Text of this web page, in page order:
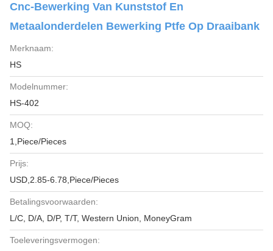
Cnc-Bewerking Van Kunststof En
Metaalonderdelen Bewerking Ptfe Op Draaibank
Merknaam:
HS
Modelnummer:
HS-402
MOQ:
1,Piece/Pieces
Prijs:
USD,2.85-6.78,Piece/Pieces
Betalingsvoorwaarden:
L/C, D/A, D/P, T/T, Western Union, MoneyGram
Toeleveringsvermogen: